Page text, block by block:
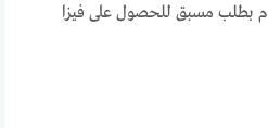
بطلب مسبق للحصول على فيزا